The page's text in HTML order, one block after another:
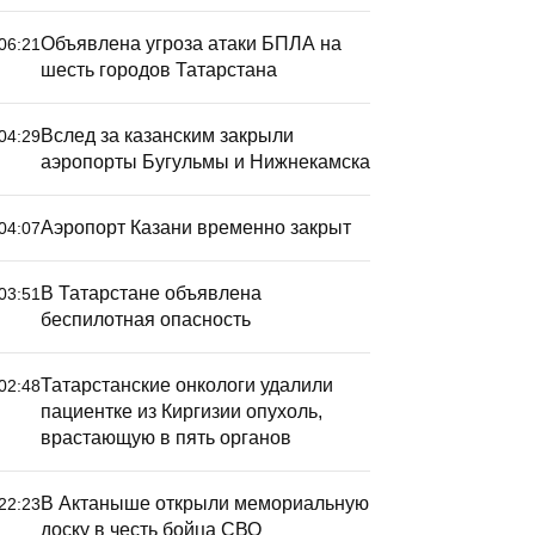
Объявлена угроза атаки БПЛА на
шесть городов Татарстана
Вслед за казанским закрыли
аэропорты Бугульмы и Нижнекамска
Аэропорт Казани временно закрыт
В Татарстане объявлена
беспилотная опасность
Татарстанские онкологи удалили
пациентке из Киргизии опухоль,
врастающую в пять органов
В Актаныше открыли мемориальную
доску в честь бойца СВО